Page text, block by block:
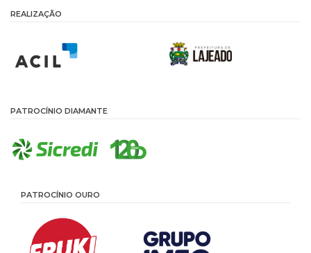
REALIZAÇÃO
PATROCÍNIO DIAMANTE
PATROCÍNIO OURO